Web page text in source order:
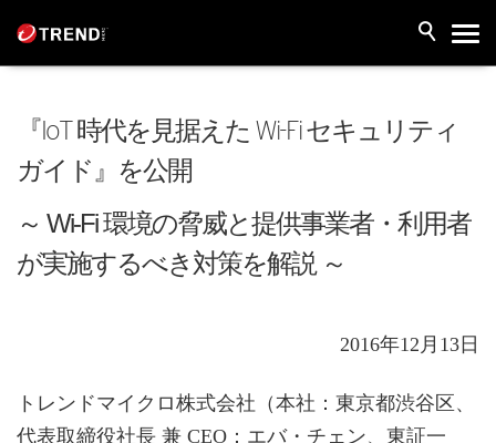
『IoT 時代を見据えた Wi-Fi セキュリティ
ガイド』を公開
～ Wi-Fi 環境の脅威と提供事業者・利用者
が実施するべき対策を解説 ～
2016年12月13日
トレンドマイクロ株式会社（本社：東京都渋谷区、
代表取締役社長 兼 CEO：エバ・チェン、東証一